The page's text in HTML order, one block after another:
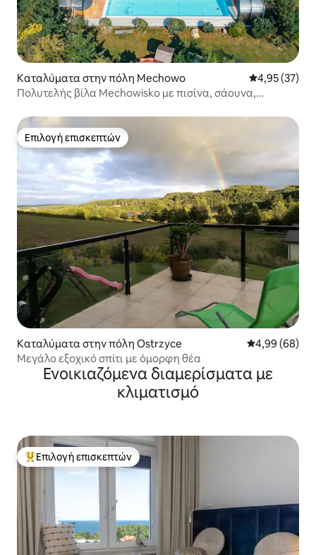
Καταλύματα στην πόλη Mechowo Μέση
4,95 (37)
Πολυτελής βίλα Mechowisko με πισίνα, σάουνα,
Επιλογή επισκεπτών
Επιλογή επισκεπτών
Καταλύματα στην πόλη Ostrzyce Μέση
4,99 (68)
Μεγάλο εξοχικό σπίτι με όμορφη θέα
Ενοικιαζόμενα διαμερίσματα με
κλιματισμό
Κορυφαία επιλογή επισκεπτών
Επιλογή επισκεπτών